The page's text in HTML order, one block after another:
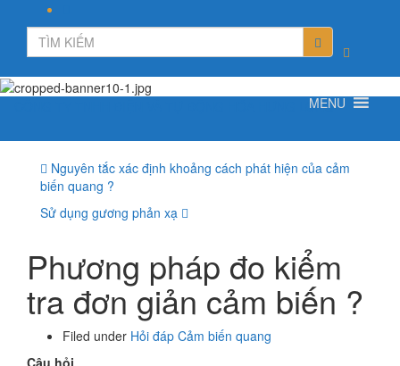
Toggle
CÔNG TY TNHH ĐIỆN VÀ TỰ ĐỘNG HÓA HƯNG LONG
MENU
Nguyên tắc xác định khoảng cách phát hiện của cảm
biến quang ?
Sử dụng gương phản xạ
Phương pháp đo kiểm
tra đơn giản cảm biến ?
Filed under Hỏi đáp Cảm biến quang